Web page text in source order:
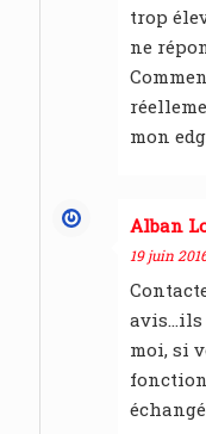
trop
ne
mon
Alban
19 juin
avis…ils
moi, si